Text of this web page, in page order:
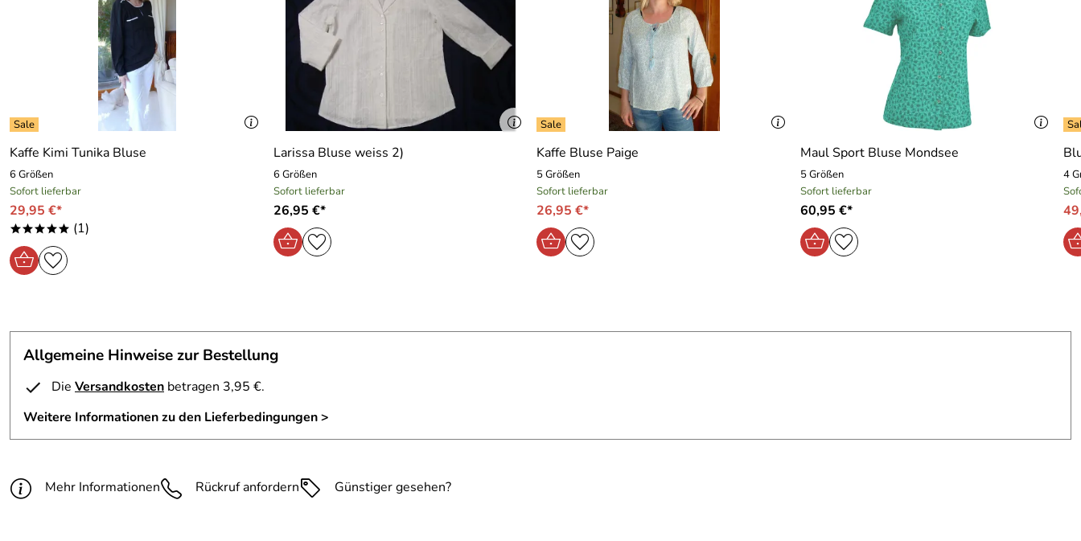
Kaffe Kimi Tunika Bluse
6 Größen
Sofort lieferbar
29,95 €*
***** (1)
Larissa Bluse weiss 2)
6 Größen
Sofort lieferbar
26,95 €*
Kaffe Bluse Paige
5 Größen
Sofort lieferbar
26,95 €*
Maul Sport Bluse Mondsee
5 Größen
Sofort lieferbar
60,95 €*
4
Allgemeine Hinweise zur Bestellung
Die Versandkosten betragen 3,95 €.
Weitere Informationen zu den Lieferbedingungen >
Mehr Informationen Rückruf anfordern Günstiger gesehen?